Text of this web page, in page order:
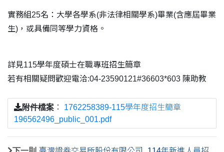
實務組25名：大學各學系(非法律相關學系)畢業(含應屆畢業
生)，或具備同等學力資格。
詳見115學年度碩士在職專班招生簡章
若有相關疑問歡迎電洽:04-23590121#36603*603 陳助教
附件檔案 ： 1762258389-115學年度招生簡章
196562496_public_001.pdf